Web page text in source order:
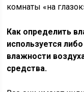
комнаты «на
Как определить
используется
влажности
средства.